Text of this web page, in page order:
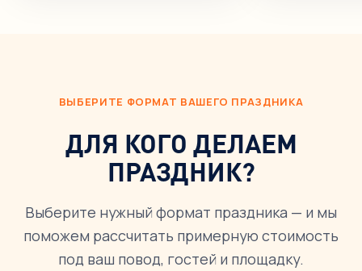
ВЫБЕРИТЕ ФОРМАТ ВАШЕГО ПРАЗДНИКА
ДЛЯ КОГО ДЕЛАЕМ
ПРАЗДНИК?
Выберите нужный формат праздника — и мы
поможем рассчитать примерную стоимость
под ваш повод, гостей и площадку.